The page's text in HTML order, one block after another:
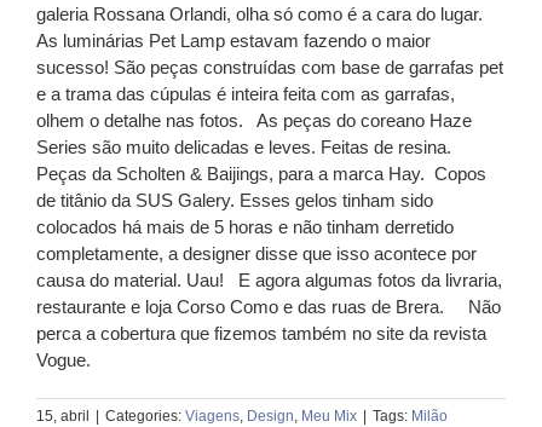
galeria Rossana Orlandi, olha só como é a cara do lugar.
As luminárias Pet Lamp estavam fazendo o maior
sucesso! São peças construídas com base de garrafas pet
e a trama das cúpulas é inteira feita com as garrafas,
olhem o detalhe nas fotos.
As peças do coreano Haze
Series são muito delicadas e leves. Feitas de resina.
Peças da Scholten & Baijings, para a marca Hay. Copos
de titânio da SUS Galery. Esses gelos tinham sido
colocados há mais de 5 horas e não tinham derretido
completamente, a designer disse que isso acontece por
causa do material. Uau!
E agora algumas fotos da livraria,
restaurante e loja Corso Como e das ruas de Brera.
Não
perca a cobertura que fizemos também no site da revista
Vogue.
15, abril Categories: Viagens, Design, Meu Mix Tags: Milão